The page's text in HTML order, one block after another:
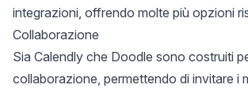
integrazioni, offrendo molte più opzioni
Collaborazione
Sia Calendly che Doodle sono costruiti
collaborazione, permettendo di invitare i